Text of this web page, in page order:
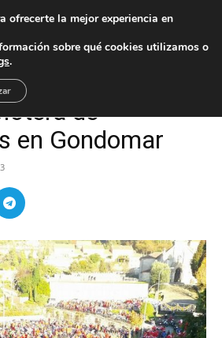
de
en Gondomar
ofrecerte la mejor experiencia en
sobre qué cookies utilizamos o
.